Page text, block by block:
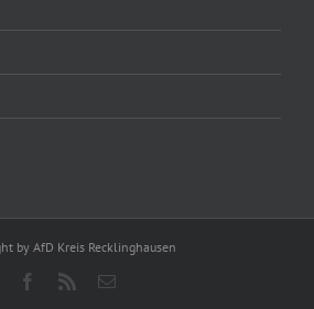
by AfD Kreis Recklinghausen
Facebook
Rss
E-